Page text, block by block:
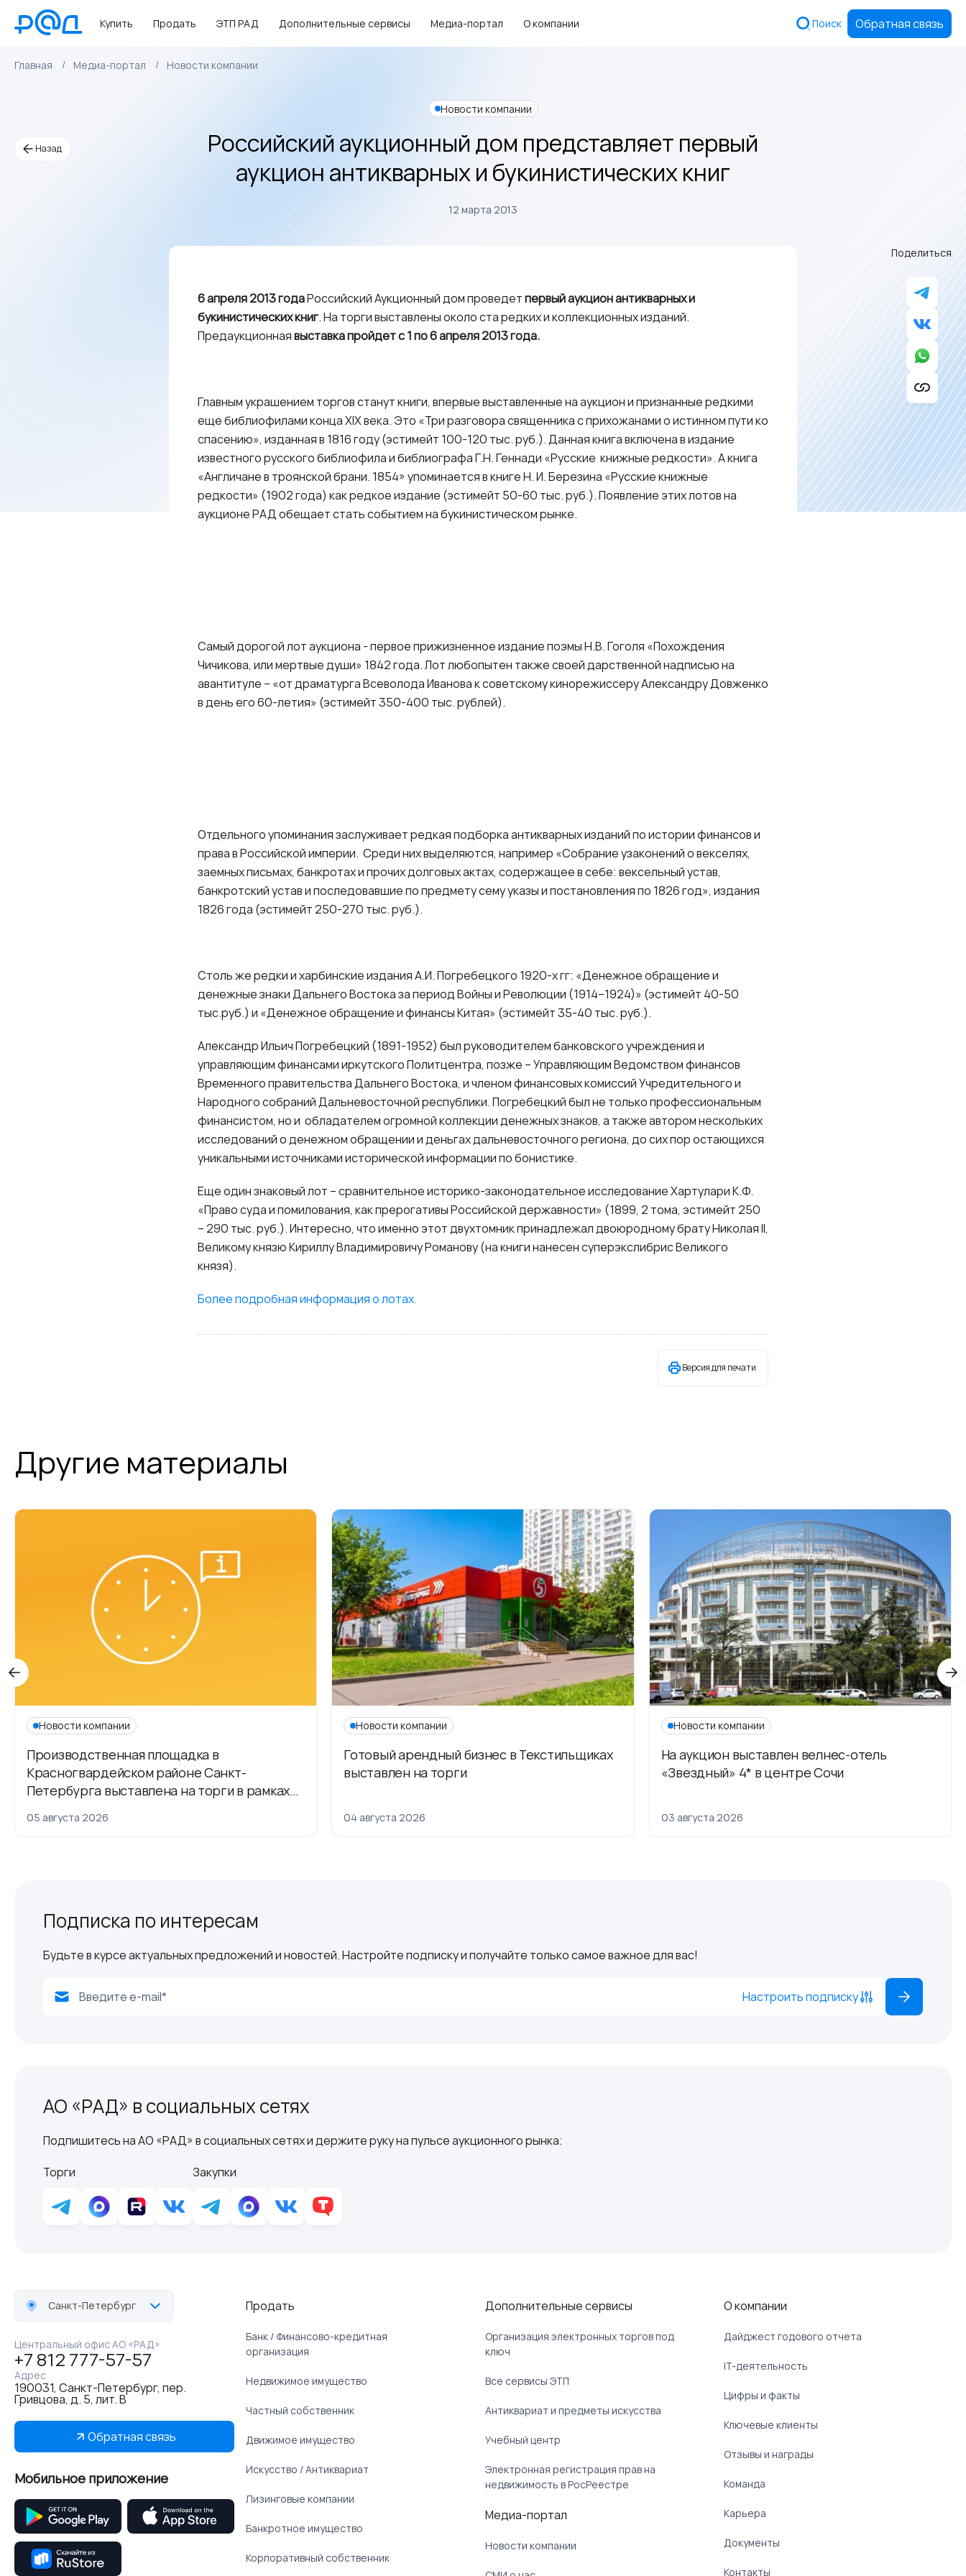
Купить Продать ЭТП РАД Дополнительные сервисы Медиа-портал О компании Поиск Обратная связь
Главная Медиа-портал Новости компании
Назад
Новости компании
Российский аукционный дом представляет первый
аукцион антикварных и букинистических книг
12 марта 2013
6 апреля 2013 годаРоссийский Аукционный дом проведетпервый аукцион антикварных и
букинистических книг. На торги выставлены около ста редких и коллекционных изданий.
Предаукционнаявыставка пройдет с 1 по 6 апреля 2013 года.
Главным украшением торгов станут книги, впервые выставленные на аукцион и признанные редкими
еще библиофилами конца XIX века. Это «Три разговора священника с прихожанами о истинном пути ко
спасению», изданная в 1816 году (эстимейт 100-120 тыс. руб.). Данная книга включена в издание
известного русского библиофила и библиографа Г.Н. Геннади «Русские книжные редкости». А книга
«Англичане в троянской брани. 1854» упоминается в книге Н. И. Березина «Русские книжные
редкости» (1902 года) как редкое издание (эстимейт 50-60 тыс. руб.). Появление этих лотов на
аукционе РАД обещает стать событием на букинистическом рынке.
Самый дорогой лот аукциона - первое прижизненное издание поэмы Н.В. Гоголя «Похождения
Чичикова, или мертвые души» 1842 года. Лот любопытен также своей дарственной надписью на
авантитуле – «от драматурга Всеволода Иванова к советскому кинорежиссеру Александру Довженко
в день его 60-летия» (эстимейт 350-400 тыс. рублей).
Отдельного упоминания заслуживает редкая подборка антикварных изданий по истории финансов и
права в Российской империи. Среди них выделяются, например «Собрание узаконений о векселях,
заемных письмах, банкротах и прочих долговых актах, содержащее в себе: вексельный устав,
банкротский устав и последовавшие по предмету сему указы и постановления по 1826 год», издания
1826 года (эстимейт 250-270 тыс. руб.).
Столь же редки и харбинские издания А.И. Погребецкого 1920-х гг: «Денежное обращение и
денежные знаки Дальнего Востока за период Войны и Революции (1914–1924)» (эстимейт 40-50
тыс.руб.) и «Денежное обращение и финансы Китая» (эстимейт 35-40 тыс. руб.).
Александр Ильич Погребецкий (1891-1952) был руководителем банковского учреждения и
управляющим финансами иркутского Политцентра, позже – Управляющим Ведомством финансов
Временного правительства Дальнего Востока, и членом финансовых комиссий Учредительного и
Народного собраний Дальневосточной республики. Погребецкий был не только профессиональным
финансистом, но и обладателем огромной коллекции денежных знаков, а также автором нескольких
исследований о денежном обращении и деньгах дальневосточного региона, до сих пор остающихся
уникальными источниками исторической информации по бонистике.
Еще один знаковый лот – сравнительное историко-законодательное исследование Хартулари К.Ф.
«Право суда и помилования, как прерогативы Российской державности» (1899, 2 тома, эстимейт 250
– 290 тыс. руб.). Интересно, что именно этот двухтомник принадлежал двоюродному брату Николая II,
Великому князю Кириллу Владимировичу Романову (на книги нанесен суперэкслибрис Великого
князя).
Более подробная информация о лотах.
Версия для печати
Поделиться
Другие материалы
Новости компании
Производственная площадка в
Красногвардейском районе Санкт-
Петербурга выставлена на торги в рамках
05 августа 2026
Новости компании
Готовый арендный бизнес в Текстильщиках
выставлен на торги
04 августа 2026
Новости компании
На аукцион выставлен велнес-отель
«Звездный» 4* в центре Сочи
03 августа 2026
Подписка по интересам
Будьте в курсе актуальных предложений и новостей. Настройте подписку и получайте только самое важное для вас!
Настроить подписку
АО «РАД» в социальных сетях
Подпишитесь на АО «РАД» в социальных сетях и держите руку на пульсе аукционного рынка:
Торги
Закупки
Санкт-Петербург
Центральный офис АО «РАД»
+7 812 777-57-57
Адрес
190031, Санкт-Петербург, пер.
Гривцова, д. 5, лит. В
Обратная связь
Мобильное приложение
Продать
Банк / Финансово-кредитная
организация
Недвижимое имущество
Частный собственник
Движимое имущество
Искусство / Антиквариат
Лизинговые компании
Банкротное имущество
Корпоративный собственник
Дополнительные сервисы
Организация электронных торгов под
ключ
Все сервисы ЭТП
Антиквариат и предметы искусства
Учебный центр
Электронная регистрация прав на
недвижимость в РосРеестре
Медиа-портал
Новости компании
О компании
Дайджест годового отчета
IT-деятельность
Цифры и факты
Ключевые клиенты
Отзывы и награды
Команда
Карьера
Документы
Контакты